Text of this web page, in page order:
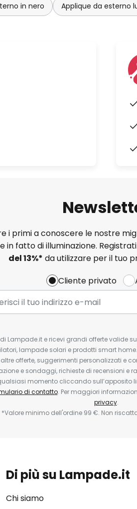
in nero Applique da esterno
i primi a conoscere le nostre
in fatto di illuminazione.
del13%* da utilizzare per il tuo
Cliente privato
Lampade.it e ricevi grandi offerte valide
lampade solari e prodotti smart
offerte, suggerimenti personalizzati e
e sondaggi, richieste di recensioni e
momento cliccando sull’apposito
di contatto. Per maggiori
privacy.
*Valore minimo dell'ordine 99 €. Non
Di più su Lampade.it
Chi siamo